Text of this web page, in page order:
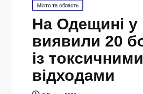
Posted
in
Місто та область
На Одещині у
виявили 20
із токсичними
відходами